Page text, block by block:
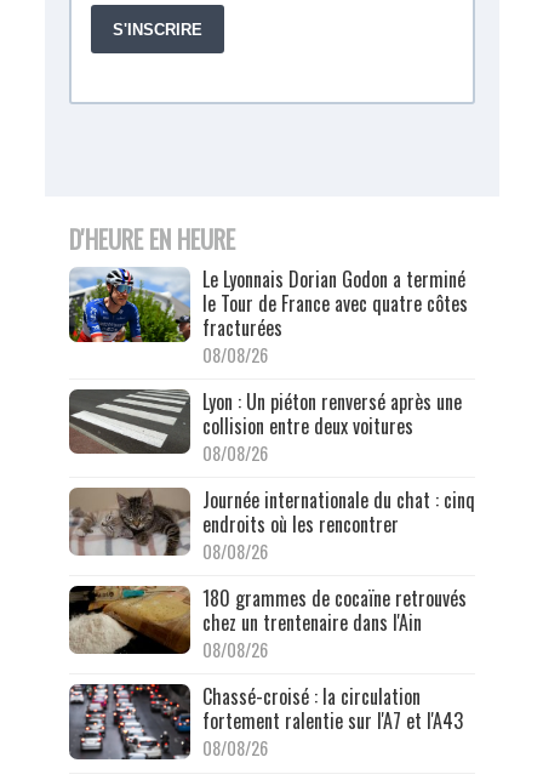
D'HEURE EN HEURE
Le Lyonnais Dorian Godon a terminé
le Tour de France avec quatre côtes
fracturées
08/08/26
Lyon : Un piéton renversé après une
collision entre deux voitures
08/08/26
Journée internationale du chat : cinq
endroits où les rencontrer
08/08/26
180 grammes de cocaïne retrouvés
chez un trentenaire dans l'Ain
08/08/26
Chassé-croisé : la circulation
fortement ralentie sur l'A7 et l'A43
08/08/26